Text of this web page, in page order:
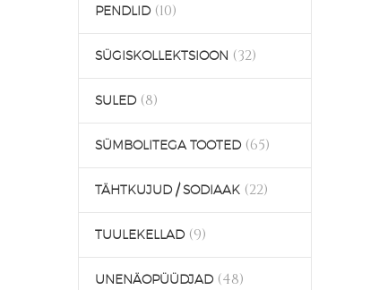
PENDLID (10)
SÜGISKOLLEKTSIOON (32)
SULED (8)
SÜMBOLITEGA TOOTED (65)
TÄHTKUJUD / SODIAAK (22)
TUULEKELLAD (9)
UNENÄOPÜÜDJAD (48)